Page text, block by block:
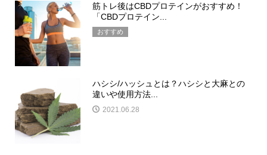
筋トレ後はCBDプロテインがおすすめ！
「CBDプロテイン...
おすすめ
ハシシ/ハッシュとは？ハシシと大麻との
違いや使用方法...
2021.06.28